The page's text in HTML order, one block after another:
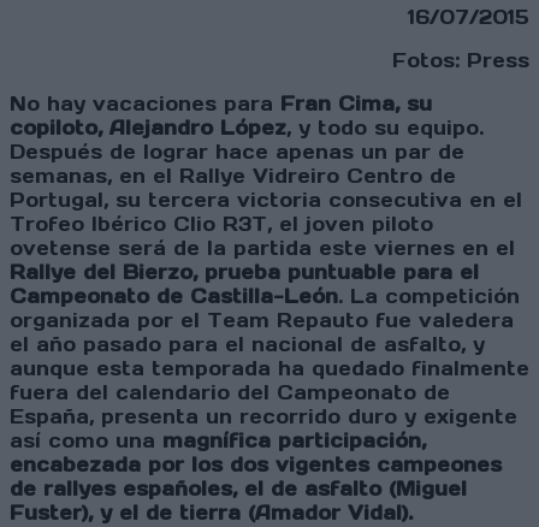
16/07/2015
Fotos: Press
No hay vacaciones para Fran Cima, su
copiloto, Alejandro López, y todo su equipo.
Después de lograr hace apenas un par de
semanas, en el Rallye Vidreiro Centro de
Portugal, su tercera victoria consecutiva en el
Trofeo Ibérico Clio R3T, el joven piloto
ovetense será de la partida este viernes en el
Rallye del Bierzo, prueba puntuable para el
Campeonato de Castilla-León. La competición
organizada por el Team Repauto fue valedera
el año pasado para el nacional de asfalto, y
aunque esta temporada ha quedado finalmente
fuera del calendario del Campeonato de
España, presenta un recorrido duro y exigente
así como una magnífica participación,
encabezada por los dos vigentes campeones
de rallyes españoles, el de asfalto (Miguel
Fuster), y el de tierra (Amador Vidal).